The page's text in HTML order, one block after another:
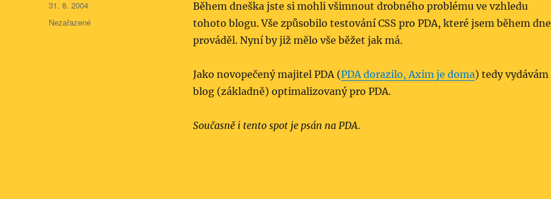
Během dneška jste si mohli všimnout drobného problému ve vzhledu
tohoto blogu. Vše způsobilo testování CSS pro PDA, které jsem během dne
prováděl. Nyní by již mělo vše běžet jak má.
Jako novopečený majitel PDA (PDA dorazilo, Axim je doma) tedy vydávám
blog (základně) optimalizovaný pro PDA.
Současně i tento spot je psán na PDA.
Publikováno:
31. 8. 2004
Rubriky:
Nezařazené